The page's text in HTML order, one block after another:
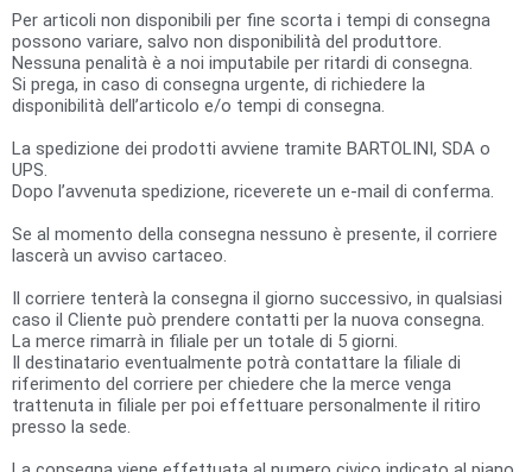
Per articoli non disponibili per fine scorta i tempi di consegna
possono variare, salvo non disponibilità del produttore.
Nessuna penalità è a noi imputabile per ritardi di consegna.
Si prega, in caso di consegna urgente, di richiedere la
disponibilità dell’articolo e/o tempi di consegna.
La spedizione dei prodotti avviene tramite BARTOLINI, SDA o
UPS.
Dopo l’avvenuta spedizione, riceverete un e-mail di conferma.
Se al momento della consegna nessuno è presente, il corriere
lascerà un avviso cartaceo.
Il corriere tenterà la consegna il giorno successivo, in qualsiasi
caso il Cliente può prendere contatti per la nuova consegna.
La merce rimarrà in filiale per un totale di 5 giorni.
Il destinatario eventualmente potrà contattare la filiale di
riferimento del corriere per chiedere che la merce venga
trattenuta in filiale per poi effettuare personalmente il ritiro
presso la sede.